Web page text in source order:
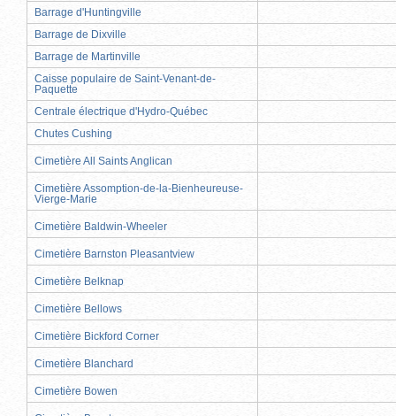
Barrage d'Huntingville
Barrage de Dixville
Barrage de Martinville
Caisse populaire de Saint-Venant-de-
Paquette
Centrale électrique d'Hydro-Québec
Chutes Cushing
Cimetière All Saints Anglican
Cimetière Assomption-de-la-Bienheureuse-
Vierge-Marie
Cimetière Baldwin-Wheeler
Cimetière Barnston Pleasantview
Cimetière Belknap
Cimetière Bellows
Cimetière Bickford Corner
Cimetière Blanchard
Cimetière Bowen